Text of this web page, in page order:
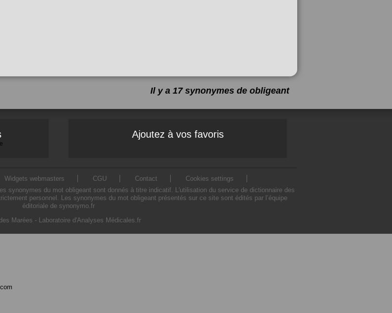
Il y a 17 synonymes de obligeant
Ajoutez à vos favoris
Widgets webmasters CGU Contact
Cookies settings
synonymes du mot obligeant sont donnés à titre indicatif. L'utilisation du service de dictionnaire des
personnel. Les synonymes du mot obligeant présentés sur ce site sont édités par l’équipe
éditoriale de synonymo.fr
Marées - Laboratoire d'Analyses Médicales.fr